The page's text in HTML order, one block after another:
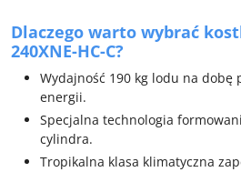
Dlaczego warto wybrać
240XNE-HC-C?
Wydajność 190 kg lodu na
energii.
Specjalna technologia
cylindra.
Tropikalna klasa klimatyczna